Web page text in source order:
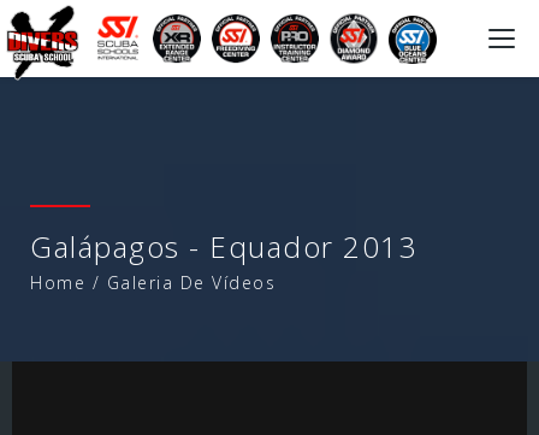
Galápagos - Equador 2013
Home / Galeria De Vídeos